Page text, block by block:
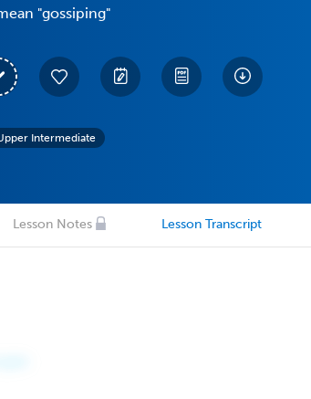
"gossiping"
Intermediate
Lesson Notes Lesson Transcript